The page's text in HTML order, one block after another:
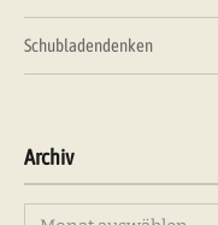
Schubladendenken
Archiv
Archiv